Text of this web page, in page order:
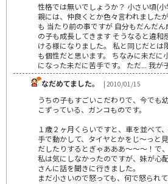
性格では無いでしょうか？ 小さい頃(
親には、仲良くとか色々言われました
も 当たり前の事ですが 自分もだんだ
の子も成長してきます そうなると違和
ける様になりました。 私と同じだとは
も個性だと思います。 ちなみに未だに
になった未だに苦手です。 ただ... 我が
なだめてました。
| 2010/01/15
うちの子もすごいこだわりで、今でも
こずっている、ガンコものです。
１歳２ヶ月くらいですと、車を並べて、
手で動かして、タイヤとかをじ～っと
だしたりするとぎゃあああ～～～！で
私は気にしなかったのですが、妹が心
さんに話を聞きに行きました。
まだ小さいので怒っても、何で怒られ